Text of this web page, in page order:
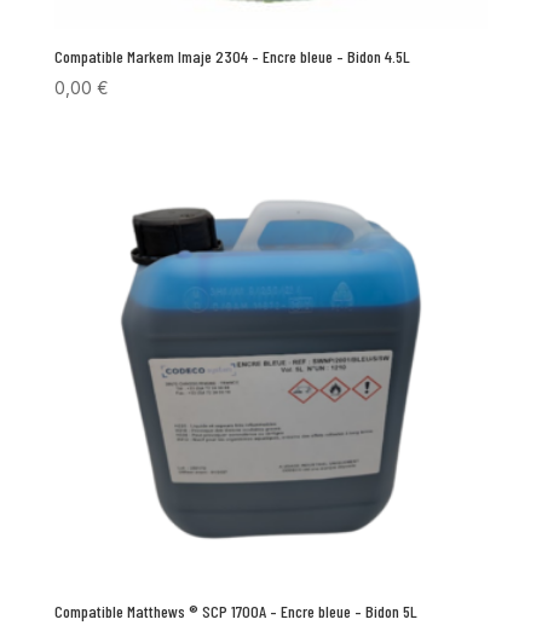
Compatible Markem Imaje 2304 – Encre bleue – Bidon 4.5L
0,00 €
Compatible Matthews ® SCP 1700A – Encre bleue – Bidon 5L